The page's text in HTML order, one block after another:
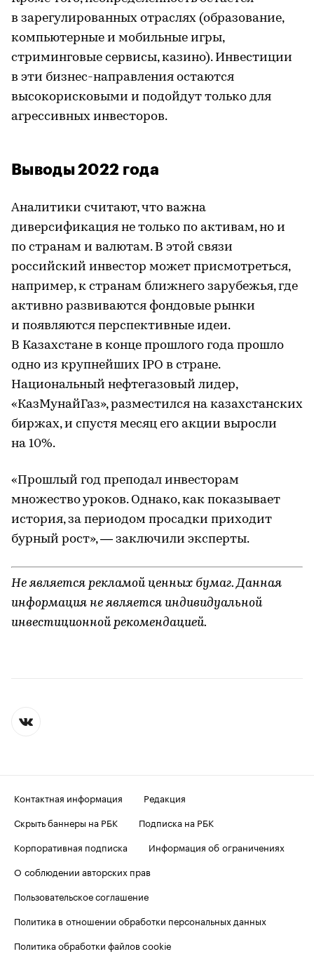
в зарегулированных отраслях (образование,
компьютерные и мобильные игры,
стриминговые сервисы, казино). Инвестиции
в эти бизнес-направления остаются
высокорисковыми и подойдут только для
агрессивных инвесторов.
Выводы 2022 года
Аналитики считают, что важна
диверсификация не только по активам, но и
по странам и валютам. В этой связи
российский инвестор может присмотреться,
например, к странам ближнего зарубежья, где
активно развиваются фондовые рынки
и появляются перспективные идеи.
В Казахстане в конце прошлого года прошло
одно из крупнейших IPO в стране.
Национальный нефтегазовый лидер,
«КазМунайГаз», разместился на казахстанских
биржах, и спустя месяц его акции выросли
на 10%.
«Прошлый год преподал инвесторам
множество уроков. Однако, как показывает
история, за периодом просадки приходит
бурный рост», — заключили эксперты.
Не является рекламой ценных бумаг. Данная
информация не является индивидуальной
инвестиционной рекомендацией.
Контактная информация
Редакция
Скрыть баннеры на РБК
Подписка на РБК
Корпоративная подписка
Информация об ограничениях
О соблюдении авторских прав
Пользовательское соглашение
Политика в отношении обработки персональных данных
Политика обработки файлов cookie